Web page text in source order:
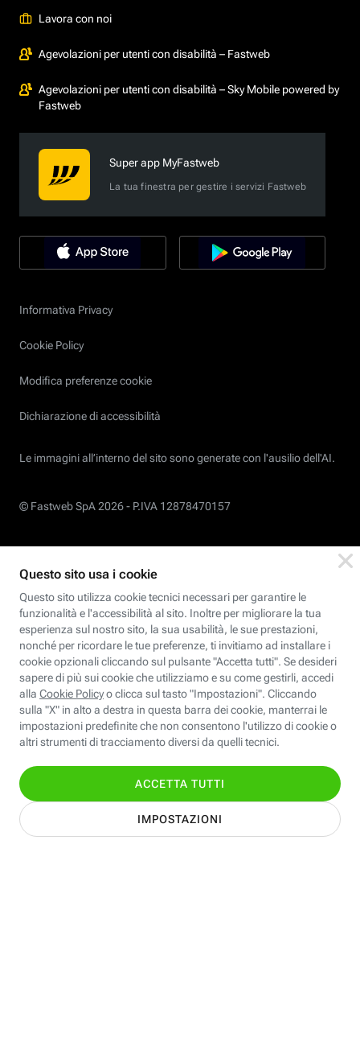
Lavora con noi
Agevolazioni per utenti con disabilità – Fastweb
Agevolazioni per utenti con disabilità – Sky Mobile powered by
Fastweb
Super app MyFastweb
La tua finestra per gestire i servizi Fastweb
Informativa Privacy
Cookie Policy
Modifica preferenze cookie
Dichiarazione di accessibilità
Le immagini all’interno del sito sono generate con l'ausilio dell'AI.
© Fastweb SpA 2026 - P.IVA 12878470157